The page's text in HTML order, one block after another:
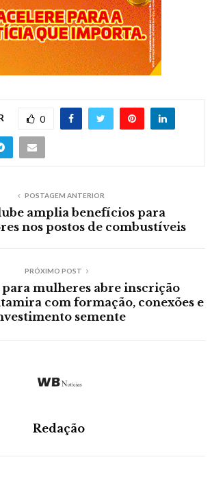
0
POSTAGEM ANTERIOR
amplia benefícios para
nos postos de combustíveis
PRÓXIMO POST
mulheres abre inscrição
com formação, conexões e
semente
Redação